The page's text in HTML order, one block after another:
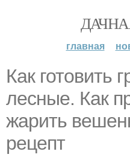
главная
Как готовить
лесные. Как
жарить
рецепт